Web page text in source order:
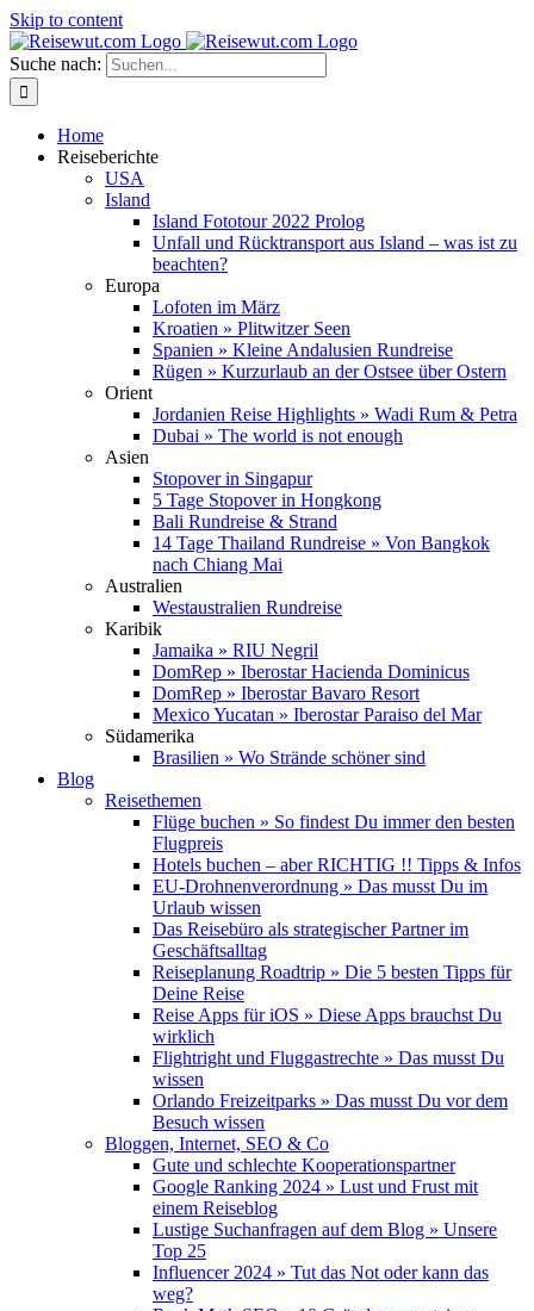
Skip to content
Suche nach:
Home
Reiseberichte
USA
Island
Island Fototour 2022 Prolog
Unfall und Rücktransport aus Island – was ist zu
beachten?
Europa
Lofoten im März
Kroatien » Plitwitzer Seen
Spanien » Kleine Andalusien Rundreise
Rügen » Kurzurlaub an der Ostsee über Ostern
Orient
Jordanien Reise Highlights » Wadi Rum & Petra
Dubai » The world is not enough
Asien
Stopover in Singapur
5 Tage Stopover in Hongkong
Bali Rundreise & Strand
14 Tage Thailand Rundreise » Von Bangkok
nach Chiang Mai
Australien
Westaustralien Rundreise
Karibik
Jamaika » RIU Negril
DomRep » Iberostar Hacienda Dominicus
DomRep » Iberostar Bavaro Resort
Mexico Yucatan » Iberostar Paraiso del Mar
Südamerika
Brasilien » Wo Strände schöner sind
Blog
Reisethemen
Flüge buchen » So findest Du immer den besten
Flugpreis
Hotels buchen – aber RICHTIG !! Tipps & Infos
EU-Drohnenverordnung » Das musst Du im
Urlaub wissen
Das Reisebüro als strategischer Partner im
Geschäftsalltag
Reiseplanung Roadtrip » Die 5 besten Tipps für
Deine Reise
Reise Apps für iOS » Diese Apps brauchst Du
wirklich
Flightright und Fluggastrechte » Das musst Du
wissen
Orlando Freizeitparks » Das musst Du vor dem
Besuch wissen
Bloggen, Internet, SEO & Co
Gute und schlechte Kooperationspartner
Google Ranking 2024 » Lust und Frust mit
einem Reiseblog
Lustige Suchanfragen auf dem Blog » Unsere
Top 25
Influencer 2024 » Tut das Not oder kann das
weg?